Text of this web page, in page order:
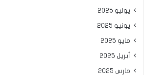
يوليو 2025
يونيو 2025
مايو 2025
أبريل 2025
مارس 2025